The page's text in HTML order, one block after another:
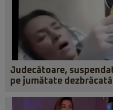
Judecătoare,
pe jumătate